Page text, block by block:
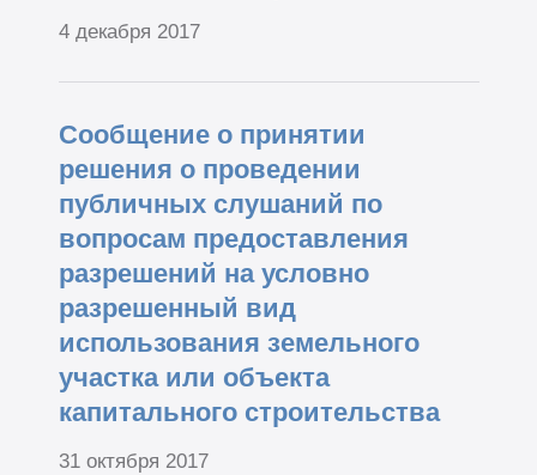
4 декабря 2017
Сообщение о принятии
решения о проведении
публичных слушаний по
вопросам предоставления
разрешений на условно
разрешенный вид
использования земельного
участка или объекта
капитального строительства
31 октября 2017